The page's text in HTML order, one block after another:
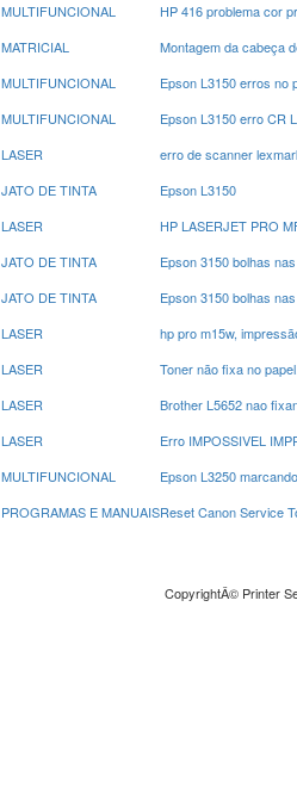
MULTIFUNCIONAL
HP 416 problema cor
MATRICIAL
Montagem da cabeça
MULTIFUNCIONAL
Epson L3150 erros no
MULTIFUNCIONAL
Epson L3150 erro CR
LASER
erro de scanner
JATO DE TINTA
Epson L3150
LASER
HP LASERJET PRO
JATO DE TINTA
Epson 3150 bolhas
JATO DE TINTA
Epson 3150 bolhas
LASER
hp pro m15w,
LASER
Toner não fixa no
LASER
Brother L5652 nao
LASER
Erro IMPOSSIVEL
MULTIFUNCIONAL
Epson L3250
PROGRAMAS E MANUAISReset Canon Service
CopyrightÂ© Printer